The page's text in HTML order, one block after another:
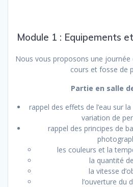
Module 1 : Equipements
Nous vous proposons une
cours et fosse de
Partie en salle
rappel des effets de l’eau sur
variation de
rappel des principes de
les couleurs et la
la quantité
la vitesse
l’ouverture du